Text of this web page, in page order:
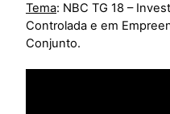
Tema: NBC TG 18 –
Controlada e em
Conjunto.